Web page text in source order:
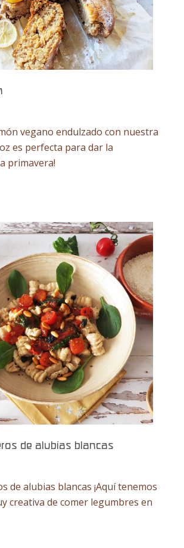
vegano endulzado con nuestra
es perfecta para dar la
primavera!
de alubias blancas
de alubias blancas ¡Aquí tenemos
creativa de comer legumbres en